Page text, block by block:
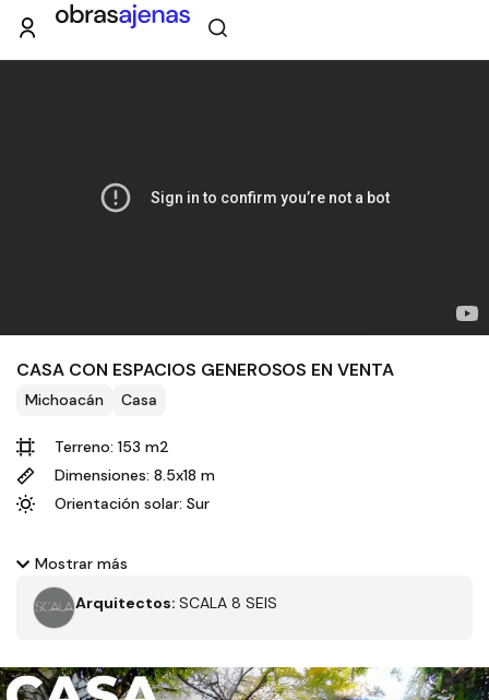
CASA CON ESPACIOS GENEROSOS EN VENTA
Michoacán Casa
Terreno: 153 m2
Dimensiones: 8.5x18 m
Orientación solar: Sur
buena orientación a su favor. CASA EN VENTA $3,250,000.00
Familiar
Mostrar más
Arquitectos: SCALA 8 SEIS